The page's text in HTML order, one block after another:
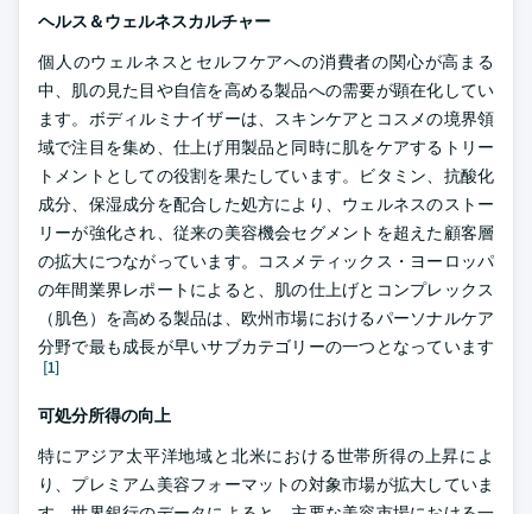
ヘルス＆ウェルネスカルチャー
個人のウェルネスとセルフケアへの消費者の関心が高まる
中、肌の見た目や自信を高める製品への需要が顕在化してい
ます。ボディルミナイザーは、スキンケアとコスメの境界領
域で注目を集め、仕上げ用製品と同時に肌をケアするトリー
トメントとしての役割を果たしています。ビタミン、抗酸化
成分、保湿成分を配合した処方により、ウェルネスのストー
リーが強化され、従来の美容機会セグメントを超えた顧客層
の拡大につながっています。コスメティックス・ヨーロッパ
の年間業界レポートによると、肌の仕上げとコンプレックス
（肌色）を高める製品は、欧州市場におけるパーソナルケア
分野で最も成長が早いサブカテゴリーの一つとなっています
[1]
可処分所得の向上
特にアジア太平洋地域と北米における世帯所得の上昇によ
り、プレミアム美容フォーマットの対象市場が拡大していま